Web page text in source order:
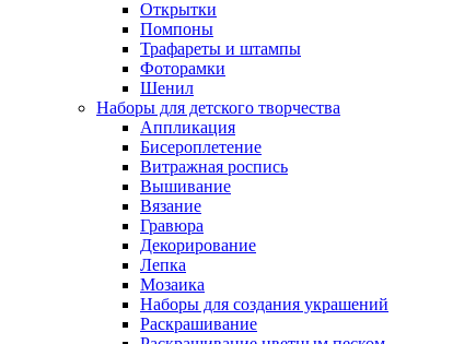
Открытки
Помпоны
Трафареты и штампы
Фоторамки
Шенил
Наборы для детского творчества
Аппликация
Бисероплетение
Витражная роспись
Вышивание
Вязание
Гравюра
Декорирование
Лепка
Мозаика
Наборы для создания украшений
Раскрашивание